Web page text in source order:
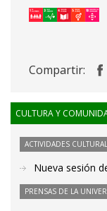
Compartir:
CULTURA Y
ACTIVIDADES
Nueva sesión
PRENSAS DE LA